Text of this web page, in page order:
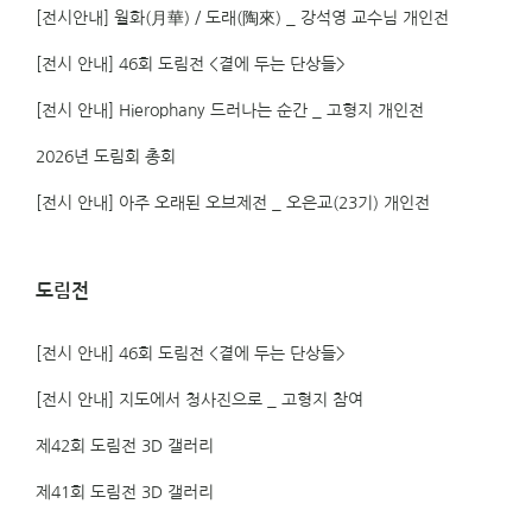
[전시안내] 월화(月華) / 도래(陶來) _ 강석영 교수님 개인전
[전시 안내] 46회 도림전 <곁에 두는 단상들>
[전시 안내] Hierophany 드러나는 순간 _ 고형지 개인전
2026년 도림회 총회
[전시 안내] 아주 오래된 오브제전 _ 오은교(23기) 개인전
도림전
[전시 안내] 46회 도림전 <곁에 두는 단상들>
[전시 안내] 지도에서 청사진으로 _ 고형지 참여
제42회 도림전 3D 갤러리
제41회 도림전 3D 갤러리